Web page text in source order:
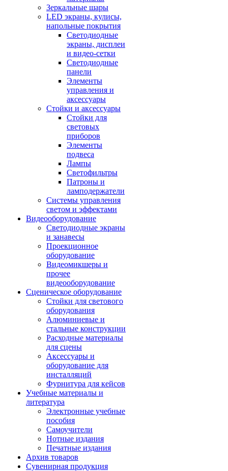
Зеркальные шары
LED экраны, кулисы,
напольные покрытия
Светодиодные
экраны, дисплеи
и видео-сетки
Светодиодные
панели
Элементы
управления и
аксессуары
Стойки и аксессуары
Стойки для
световых
приборов
Элементы
подвеса
Лампы
Светофильтры
Патроны и
ламподержатели
Системы управления
светом и эффектами
Видеооборудование
Светодиодные экраны
и занавесы
Проекционное
оборудование
Видеомикшеры и
прочее
видеооборудование
Сценическое оборудование
Стойки для светового
оборудования
Алюминиевые и
стальные конструкции
Расходные материалы
для сцены
Аксессуары и
оборудование для
инсталляций
Фурнитура для кейсов
Учебные материалы и
литература
Электронные учебные
пособия
Самоучители
Нотные издания
Печатные издания
Архив товаров
Сувенирная продукция